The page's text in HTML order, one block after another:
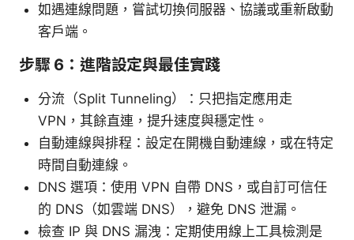
如遇連線問題，嘗試切換伺服器、協議或重新啟動
客戶端。
步驟 6：進階設定與最佳實踐
分流（Split Tunneling）：只把指定應用走
VPN，其餘直連，提升速度與穩定性。
自動連線與排程：設定在開機自動連線，或在特定
時間自動連線。
DNS 選項：使用 VPN 自帶 DNS，或自訂可信任
的 DNS（如雲端 DNS），避免 DNS 泄漏。
檢查 IP 與 DNS 漏洩：定期使用線上工具檢測是